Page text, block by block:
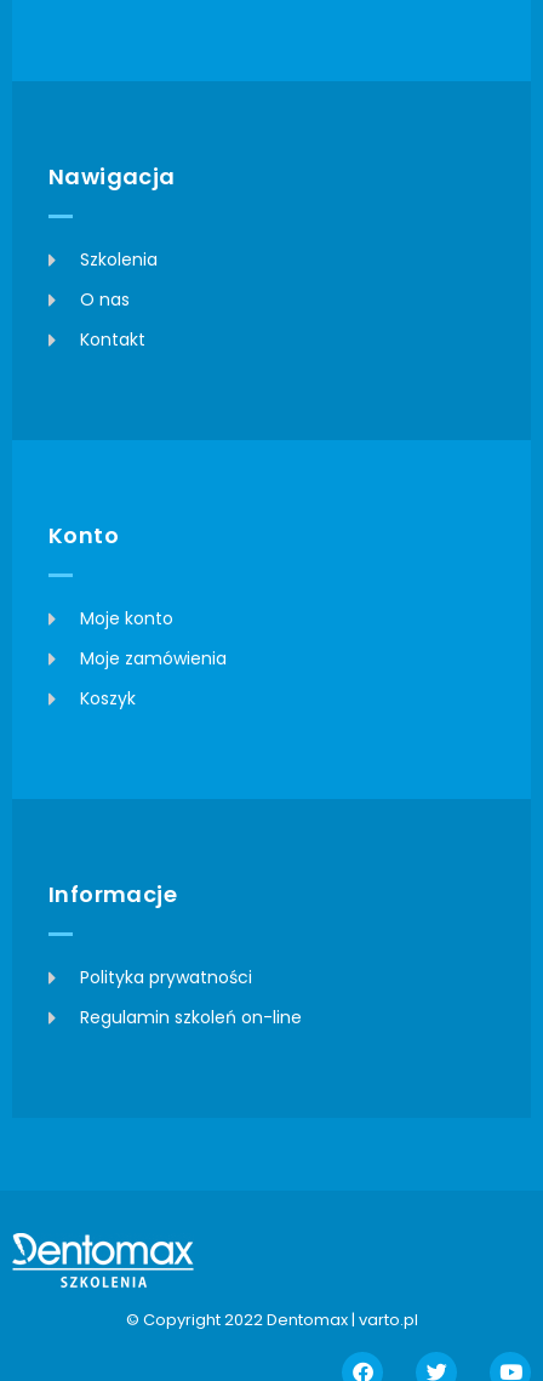
Nawigacja
Szkolenia
O nas
Kontakt
Konto
Moje konto
Moje zamówienia
Koszyk
Informacje
Polityka prywatności
Regulamin szkoleń on-line
© Copyright 2022 Dentomax | varto.pl